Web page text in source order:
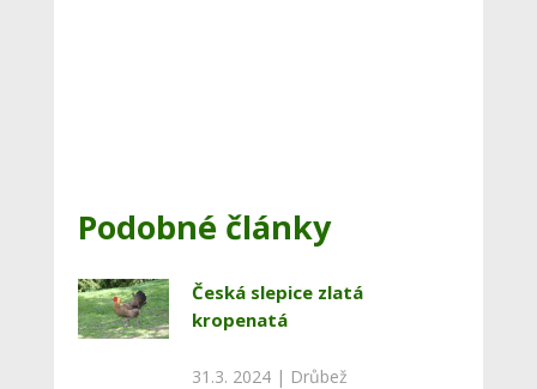
Podobné články
Česká slepice zlatá
kropenatá
31.3. 2024 | Drůbež